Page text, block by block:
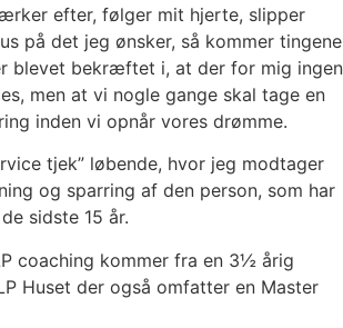
efter, følger mit hjerte, slipper
på det jeg ønsker, så kommer tingene
blevet bekræftet i, at der for mig ingen
men at vi nogle gange skal tage en
inden vi opnår vores drømme.
tjek” løbende, hvor jeg modtager
og sparring af den person, som har
sidste 15 år.
coaching kommer fra en 3½ årig
Huset der også omfatter en Master